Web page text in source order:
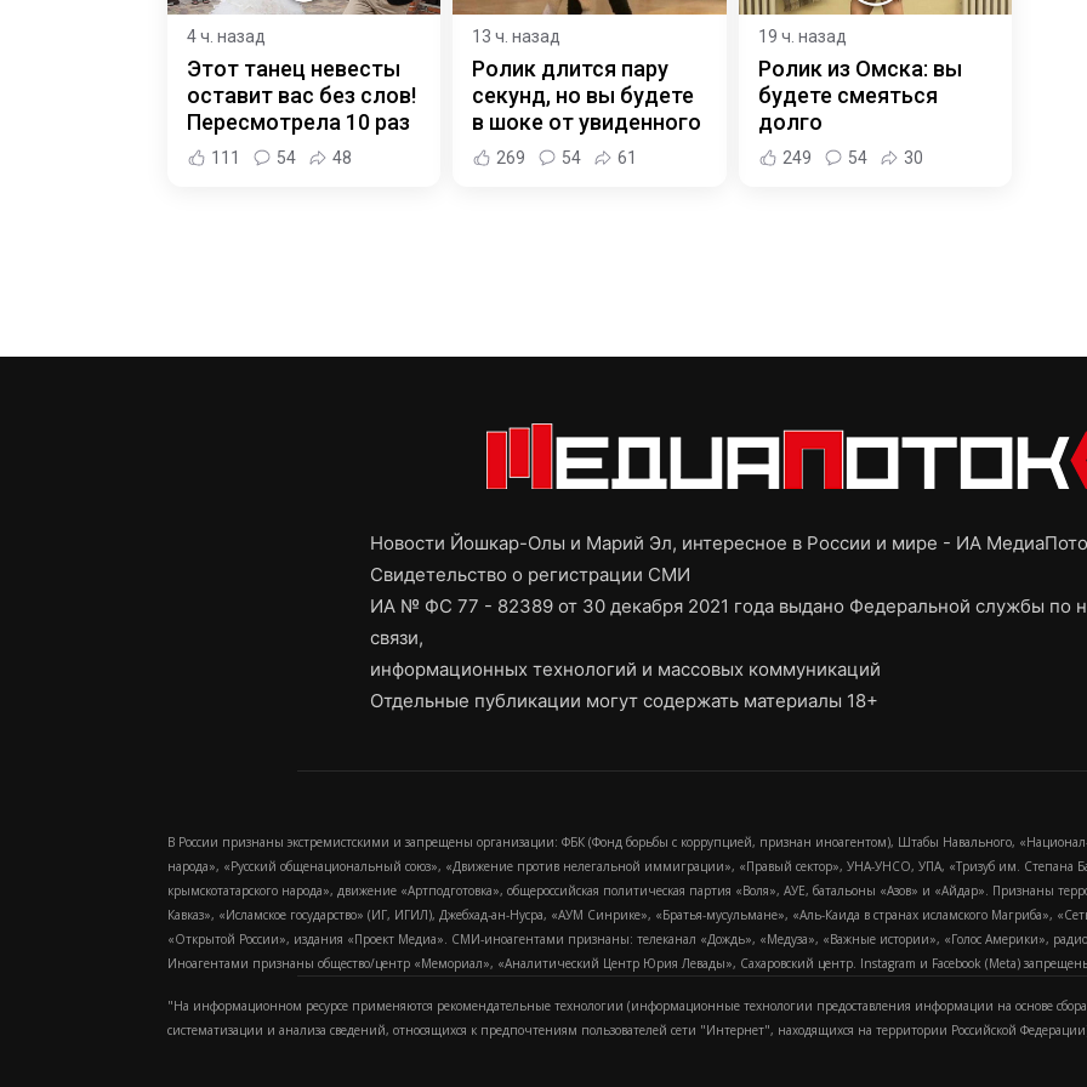
4 ч. назад
Этот танец невесты
оставит вас без слов!
Пересмотрела 10 раз
111 54 48
13 ч. назад
Ролик длится пару
секунд, но вы будете
в шоке от увиденного
269 54 61
19 ч. назад
Ролик из Омска: вы
будете смеяться
долго
249 54 30
Новости Йошкар-Олы и Марий Эл, интересное в России и мире - ИА
Свидетельство о регистрации СМИ
ИА № ФС 77 - 82389 от 30 декабря 2021 года выдано Федеральной службы по
связи,
информационных технологий и массовых коммуникаций
Отдельные публикации могут содержать материалы 18+
В России признаны экстремистскими и запрещены организации: ФБК (Фонд борьбы с коррупцией, признан иноагентом), Штабы Навального,
народа», «Русский общенациональный союз», «Движение против нелегальной иммиграции», «Правый сектор», УНА-УНСО, УПА, «Тризуб им.
крымскотатарского народа», движение «Артподготовка», общероссийская политическая партия «Воля», АУЕ, батальоны «Азов» и «Айдар». Признаны
Кавказ», «Исламское государство» (ИГ, ИГИЛ), Джебхад-ан-Нусра, «АУМ Синрике», «Братья-мусульмане», «Аль-Каида в странах исламского Магриба»,
«Открытой России», издания «Проект Медиа». СМИ-иноагентами признаны: телеканал «Дождь», «Медуза», «Важные истории», «Голос Америки»,
Иноагентами признаны общество/центр «Мемориал», «Аналитический Центр Юрия Левады», Сахаровский центр. Instagram и Facebook (Metа)
"На информационном ресурсе применяются рекомендательные технологии (информационные технологии предоставления информации на основе
систематизации и анализа сведений, относящихся к предпочтениям пользователей сети "Интернет", находящихся на территории Российской